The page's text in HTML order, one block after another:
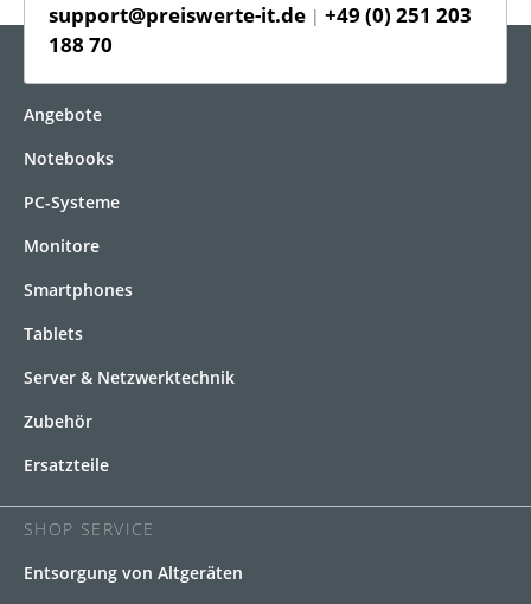
support@preiswerte-it.de | +49 (0) 251 203
188 70
Angebote
Notebooks
PC-Systeme
Monitore
Smartphones
Tablets
Server & Netzwerktechnik
Zubehör
Ersatzteile
SHOP SERVICE
Entsorgung von Altgeräten